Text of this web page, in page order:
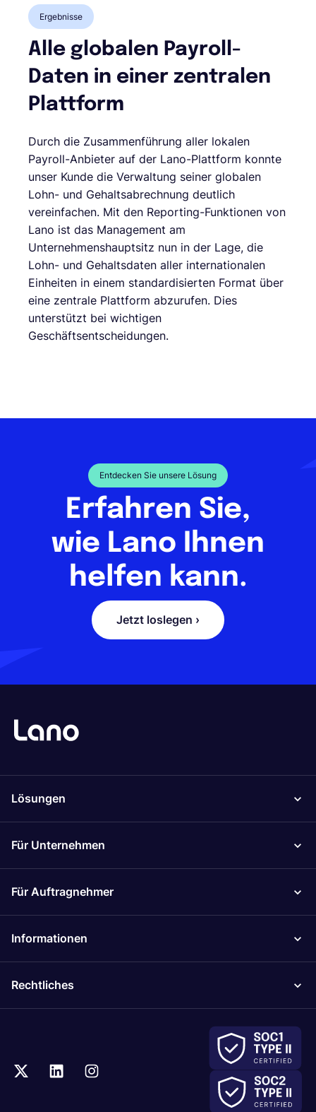
Ergebnisse
Alle globalen Payroll-
Daten in einer zentralen
Plattform
Durch die Zusammenführung aller lokalen
Payroll-Anbieter auf der Lano-Plattform konnte
unser Kunde die Verwaltung seiner globalen
Lohn- und Gehaltsabrechnung deutlich
vereinfachen. Mit den Reporting-Funktionen von
Lano ist das Management am
Unternehmenshauptsitz nun in der Lage, die
Lohn- und Gehaltsdaten aller internationalen
Einheiten in einem standardisierten Format über
eine zentrale Plattform abzurufen. Dies
unterstützt bei wichtigen
Geschäftsentscheidungen.
Entdecken Sie unsere Lösung
Erfahren Sie,
wie Lano Ihnen
helfen kann.
Jetzt loslegen ›
Lösungen
Für Unternehmen
Für Auftragnehmer
Informationen
Rechtliches